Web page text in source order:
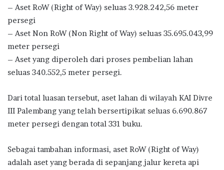
– Aset RoW (Right of Way) seluas 3.928.242,56 meter
persegi
– Aset Non RoW (Non Right of Way) seluas 35.695.043,99
meter persegi
– Aset yang diperoleh dari proses pembelian lahan
seluas 340.552,5 meter persegi.
Dari total luasan tersebut, aset lahan di wilayah KAI Divre
III Palembang yang telah bersertipikat seluas 6.690.867
meter persegi dengan total 331 buku.
Sebagai tambahan informasi, aset RoW (Right of Way)
adalah aset yang berada di sepanjang jalur kereta api